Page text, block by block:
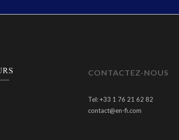
CONTACTEZ-NOUS
Tel: +33 1 76 21 62 82
contact@en-fi.com